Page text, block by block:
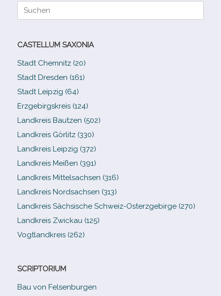
Suche
CASTELLUM SAXONIA
Stadt Chemnitz (20)
Stadt Dresden (161)
Stadt Leipzig (64)
Erzgebirgskreis (124)
Landkreis Bautzen (502)
Landkreis Görlitz (330)
Landkreis Leipzig (372)
Landkreis Meißen (391)
Landkreis Mittelsachsen (316)
Landkreis Nordsachsen (313)
Landkreis Sächsische Schweiz-​Osterzgebirge (270)
Landkreis Zwickau (125)
Vogtlandkreis (262)
SCRIPTORIUM
Bau von Felsenburgen